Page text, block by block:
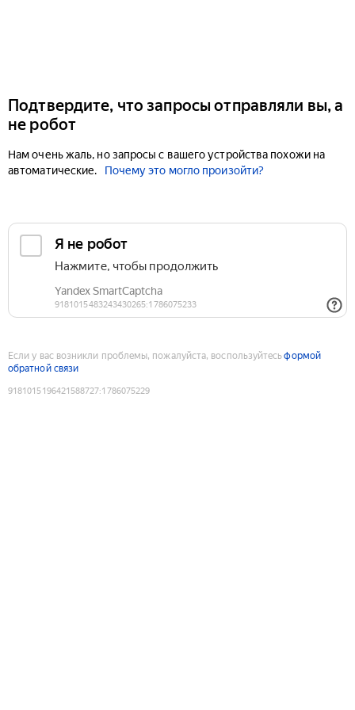
Подтвердите, что запросы отправляли вы, а
не робот
Нам очень жаль, но запросы с вашего устройства похожи на
автоматические.
Почему это могло произойти?
Если у вас возникли проблемы, пожалуйста, воспользуйтесьформой
обратной связи
9181015196421588727:1786075229